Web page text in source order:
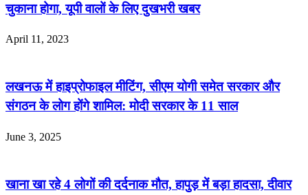
चुकाना होगा, यूपी वालों के लिए दुखभरी खबर
April 11, 2023
लखनऊ में हाइप्रोफाइल मीटिंग, सीएम योगी समेत सरकार और
संगठन के लोग होंगे शामिल: मोदी सरकार के 11 साल
June 3, 2025
खाना खा रहे 4 लोगों की दर्दनाक मौत, हापुड़ में बड़ा हादसा, दीवार